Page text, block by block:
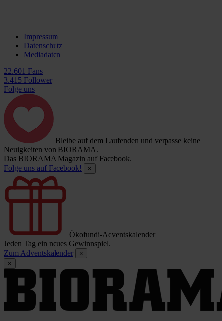
Impressum
Datenschutz
Mediadaten
22.601 Fans
3.415 Follower
Folge uns
Bleibe auf dem Laufenden und verpasse keine
Neuigkeiten von BIORAMA.
Das BIORAMA Magazin auf Facebook.
Folge uns auf Facebook!
×
Ökofundi-Adventskalender
Jeden Tag ein neues Gewinnspiel.
Zum Adventskalender
×
×